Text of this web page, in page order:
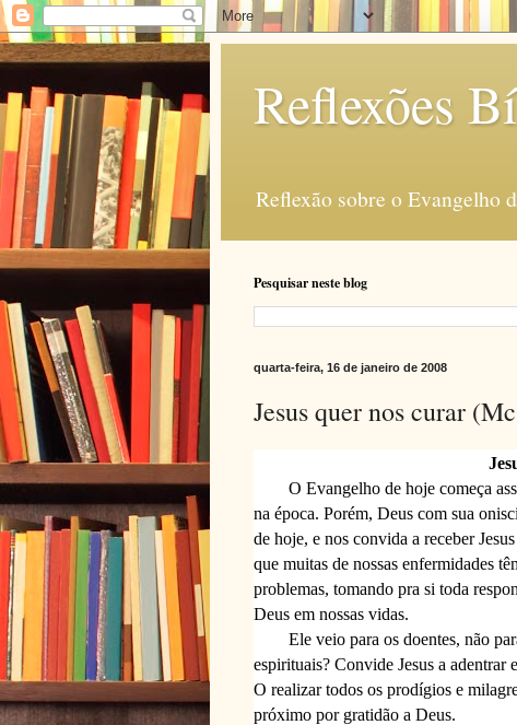
Reflexões
Reflexão sobre o Evangelho
Pesquisar neste blog
quarta-feira, 16 de janeiro de 2008
Jesus quer nos curar
O Evangelho de hoje começa
na época. Porém, Deus com sua
de hoje, e nos convida a receber
que muitas de nossas enfermidades
problemas, tomando pra si toda
Deus em nossas vidas.
Ele veio para os doentes, não
espirituais? Convide Jesus a adentrar
O realizar todos os prodígios e
próximo por gratidão a Deus.